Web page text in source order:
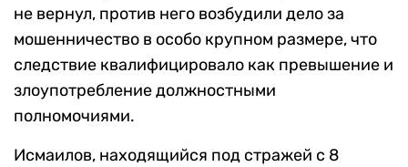
не вернул, против него возбудили дело за
мошенничество в особо крупном размере, что
следствие квалифицировало как превышение и
злоупотребление должностными
полномочиями.
Исмаилов, находящийся под стражей с 8